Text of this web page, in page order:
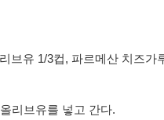
브유 1/3컵, 파르메산 치즈가
리브유를 넣고 간다.